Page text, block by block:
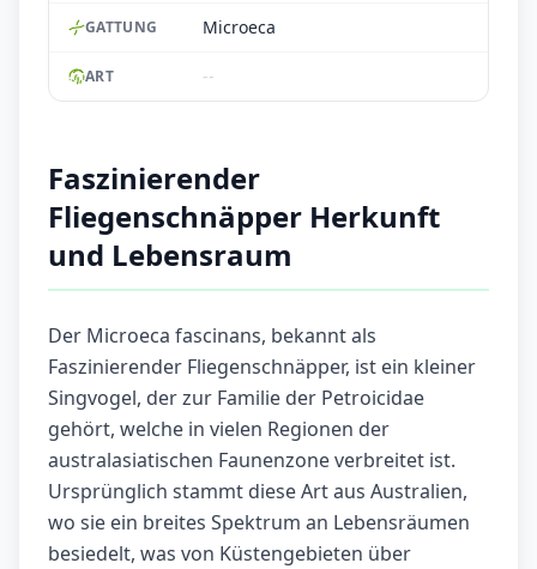
GATTUNG Microeca
ART --
Faszinierender
Fliegenschnäpper Herkunft
und Lebensraum
Der Microeca fascinans, bekannt als
Faszinierender Fliegenschnäpper, ist ein kleiner
Singvogel, der zur Familie der Petroicidae
gehört, welche in vielen Regionen der
australasiatischen Faunenzone verbreitet ist.
Ursprünglich stammt diese Art aus Australien,
wo sie ein breites Spektrum an Lebensräumen
besiedelt, was von Küstengebieten über